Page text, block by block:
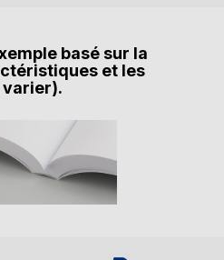
basé sur la
et les
varier).